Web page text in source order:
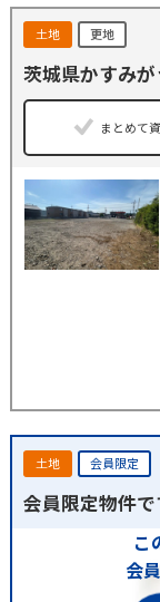
土地 更地
茨城県かすみ
まとめて
土地 会員限定
会員限定物件で
こ
会